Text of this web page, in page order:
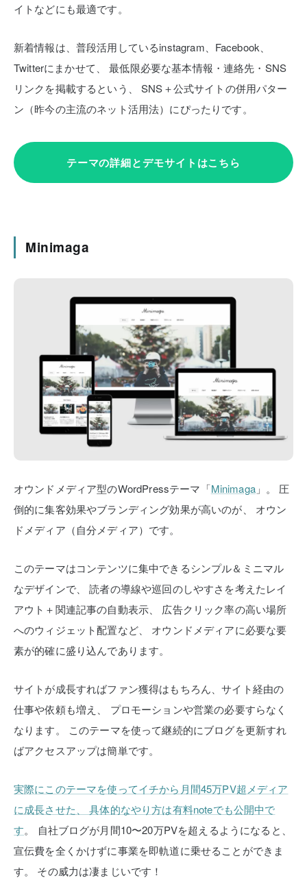
イトなどにも最適です。
新着情報は、普段活用しているinstagram、Facebook、
Twitterにまかせて、
最低限必要な基本情報・連絡先・SNS
リンクを掲載するという、
SNS＋公式サイトの併用パター
ン（昨今の主流のネット活用法）にぴったりです。
テーマの詳細とデモサイトはこちら
Minimaga
オウンドメディア型のWordPressテーマ「Minimaga」。
圧
倒的に集客効果やブランディング効果が高いのが、
オウン
ドメディア（自分メディア）です。
このテーマはコンテンツに集中できるシンプル＆ミニマル
なデザインで、
読者の導線や巡回のしやすさを考えたレイ
アウト＋関連記事の自動表示、
広告クリック率の高い場所
へのウィジェット配置など、
オウンドメディアに必要な要
素が的確に盛り込んであります。
サイトが成長すればファン獲得はもちろん、サイト経由の
仕事や依頼も増え、
プロモーションや営業の必要すらなく
なります。
このテーマを使って継続的にブログを更新すれ
ばアクセスアップは簡単です。
実際にこのテーマを使ってイチから月間45万PV超メディア
に成長させた、
具体的なやり方は有料noteでも公開中で
す。
自社ブログが月間10〜20万PVを超えるようになると、
宣伝費を全くかけずに事業を即軌道に乗せることができま
す。
その威力は凄まじいです！